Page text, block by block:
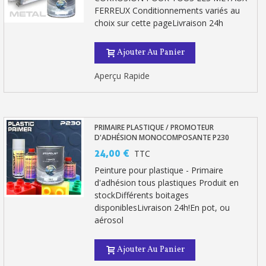
Livraison sous 24 h en France Métropolitaine
Réduction de 5€ sur la première commande
10€ de bon d'achat pour chaque parrainage
FERREUX Conditionnements variés au
choix sur cette pageLivraison 24h
Ajouter Au Panier
Aperçu Rapide
PRIMAIRE PLASTIQUE / PROMOTEUR
D'ADHÉSION MONOCOMPOSANTE P230
24,00 € TTC
Peinture pour plastique - Primaire
d'adhésion tous plastiques Produit en
stockDifférents boitages
disponiblesLivraison 24h!En pot, ou
aérosol
Ajouter Au Panier